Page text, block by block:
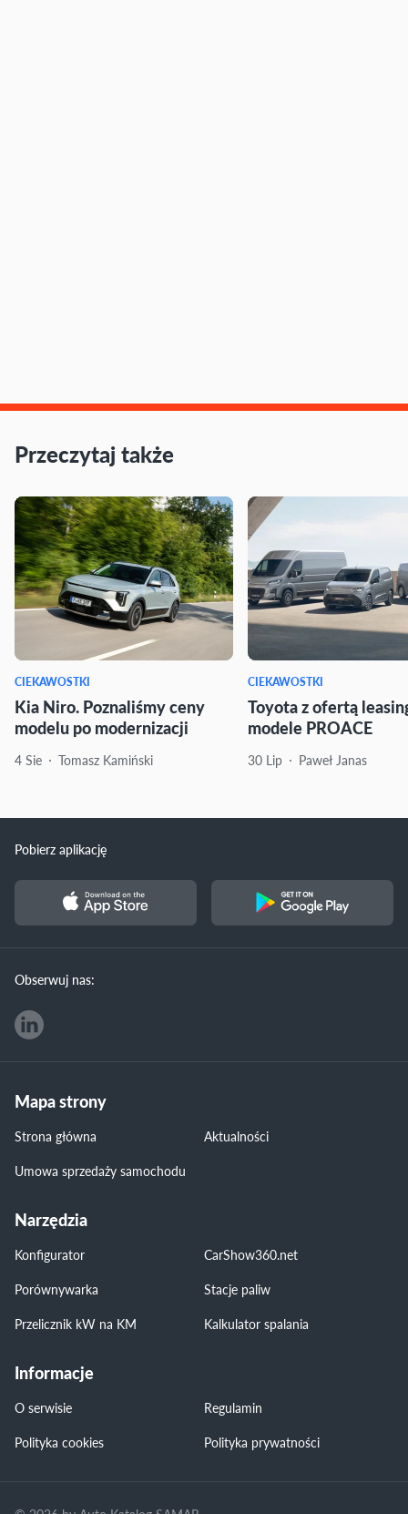
Przeczytaj także
CIEKAWOSTKI
Kia Niro. Poznaliśmy ceny
modelu po modernizacji
4 Sie Tomasz Kamiński
CIEKAWOSTKI
Toyota z ofertą
modele PROACE
30 Lip Paweł Janas
Pobierz aplikację
Obserwuj nas:
Mapa strony
Strona główna
Aktualności
Umowa sprzedaży samochodu
Narzędzia
Konfigurator
CarShow360.net
Porównywarka
Stacje paliw
Przelicznik kW na KM
Kalkulator spalania
Informacje
O serwisie
Regulamin
Polityka cookies
Polityka prywatności